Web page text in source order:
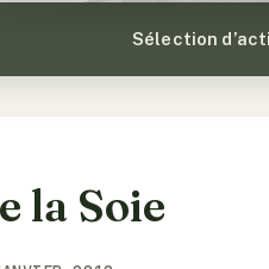
Sélection
la Soie